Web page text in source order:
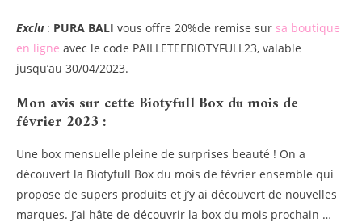
Exclu : PURA BALI vous offre 20%de remise sur sa boutique
en ligne avec le code PAILLETEEBIOTYFULL23, valable
jusqu’au 30/04/2023.
Mon avis sur cette Biotyfull Box du mois de
février 2023 :
Une box mensuelle pleine de surprises beauté ! On a
découvert la Biotyfull Box du mois de février ensemble qui
propose de supers produits et j’y ai découvert de nouvelles
marques. J’ai hâte de découvrir la box du mois prochain …